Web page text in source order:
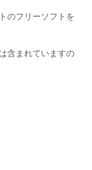
のフリーソフトを
含まれていますの